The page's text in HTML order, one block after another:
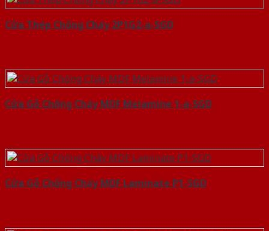
Cửa Thép Chống Cháy 2P1G2-a-SGD
Cửa Gỗ Chống Cháy MDF Melamine 1-a-SGD
Cửa Gỗ Chống Cháy MDF Laminate P1-SGD